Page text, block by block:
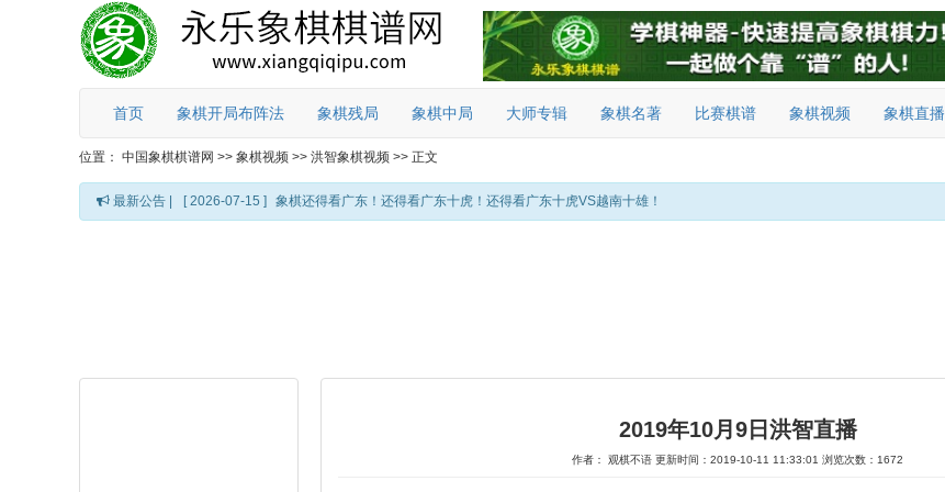
首页 象棋开局布阵法 象棋残局 象棋中局 大师专辑 象棋名著 比赛棋谱 象棋视频 象棋直播
位置： 中国象棋棋谱网 >> 象棋视频 >> 洪智象棋视频 >> 正文
最新公告 | [ 2026-07-15 ] 象棋还得看广东！还得看广东十虎！还得看广东十虎VS越南十雄！
2019年10月9日洪智直播
作者： 观棋不语 更新时间：2019-10-11 11:33:01 浏览次数：1672